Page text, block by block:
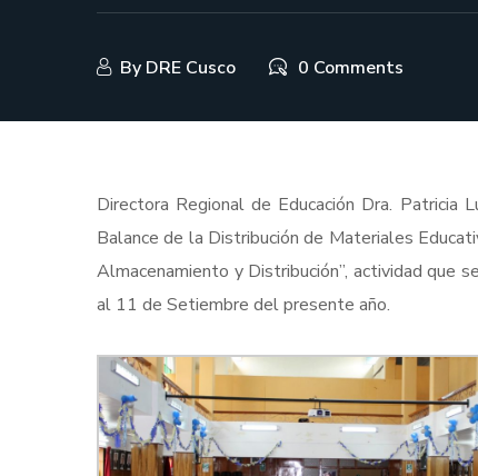
By DRE Cusco 0 Comments
Directora Regional de Educación Dra. Patricia
Balance de la Distribución de Materiales
Almacenamiento y Distribución”, actividad
al 11 de Setiembre del presente año.